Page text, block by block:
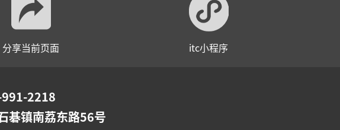
分享当前页面 itc小程序
2218
碁镇南荔东路56号